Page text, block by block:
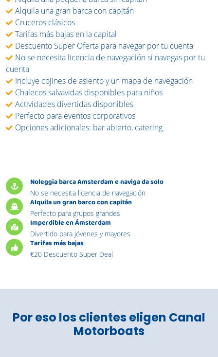
Alquila una gran barca con capitán
Cruceros clásicos
Tarifas más bajas en la capital
Descuento Super Oferta para navegar por tu cuenta
No se necesita licencia de navegación si navegas por tu
cuenta
Incluye cojines de asiento y un mapa de navegación
Chalecos salvavidas disponibles para niños
Actividades divertidas disponibles
Perfecto para eventos corporativos
Opciones adicionales: bar abierto, catering
Noleggia barca Amsterdam e naviga da solo
No se necesita licencia de navegación
Alquila un gran barco con capitán
Perfecto para grupos grandes
Imperdible en Ámsterdam
Divertido para jóvenes y mayores
Tarifas más bajas
€20 Descuento Super Deal
Por eso los clientes eligen Canal
Motorboats